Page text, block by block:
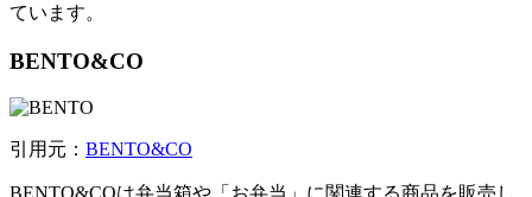
ています。
BENTO&CO
引用元： BENTO&CO
BENTO&COは弁当箱や「お弁当」に関連する商品を販売し